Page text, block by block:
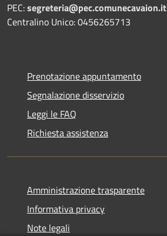
PEC:segreteria@pec.comunecavaion.it
Centralino Unico: 0456265713
Prenotazione appuntamento
Segnalazione disservizio
Leggi le FAQ
Richiesta assistenza
Amministrazione trasparente
Informativa privacy
Note legali